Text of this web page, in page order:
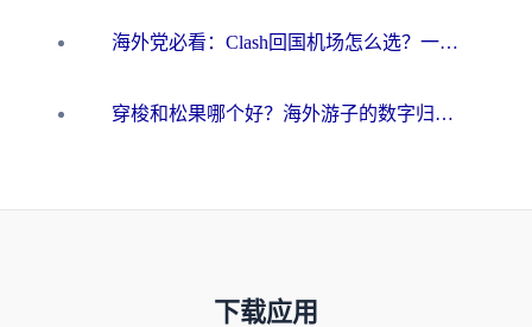
海外党必看：Clash回国机场怎么选？一篇搞定无缝访问国内资源的全攻略
穿梭和松果哪个好？海外游子的数字归乡路，到底该怎么选
下载应用